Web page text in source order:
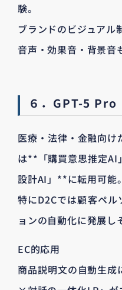
験。
ブランドのビジュアル
音声・効果音・背景音
６．GPT-5 Pro
医療・法律・金融向け
は**「購買意思推定AI
設計AI」**に転用可能。
特にD2Cでは顧客ペ
ョンの自動化に発展し
EC的応用
商品説明文の自動生